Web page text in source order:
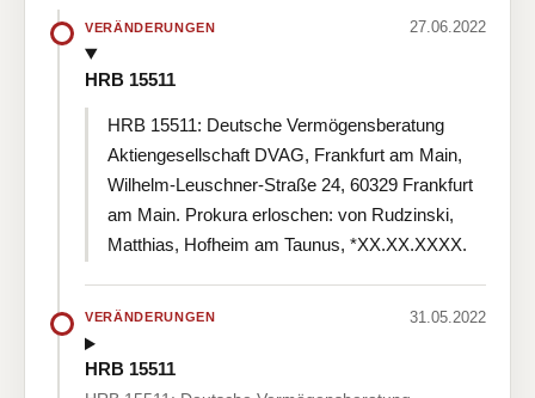
VERÄNDERUNGEN 27.06.2022
HRB 15511
HRB 15511: Deutsche Vermögensberatung
Aktiengesellschaft DVAG, Frankfurt am Main,
Wilhelm-Leuschner-Straße 24, 60329 Frankfurt
am Main. Prokura erloschen: von Rudzinski,
Matthias, Hofheim am Taunus, *XX.XX.XXXX.
VERÄNDERUNGEN 31.05.2022
HRB 15511